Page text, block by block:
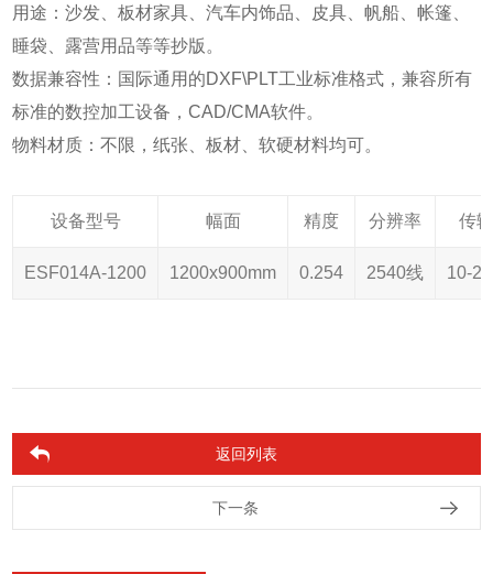
用途：沙发、板材家具、汽车内饰品、皮具、帆船、帐篷、
睡袋、露营用品等等抄版。
数据兼容性：国际通用的DXF\PLT工业标准格式，兼容所有
标准的数控加工设备，CAD/CMA软件。
物料材质：不限，纸张、板材、软硬材料均可。
设备型号 幅面 精度 分辨率 传
ESF014A-1200 1200x900mm 0.254 2540线 10-
返回列表
下一条